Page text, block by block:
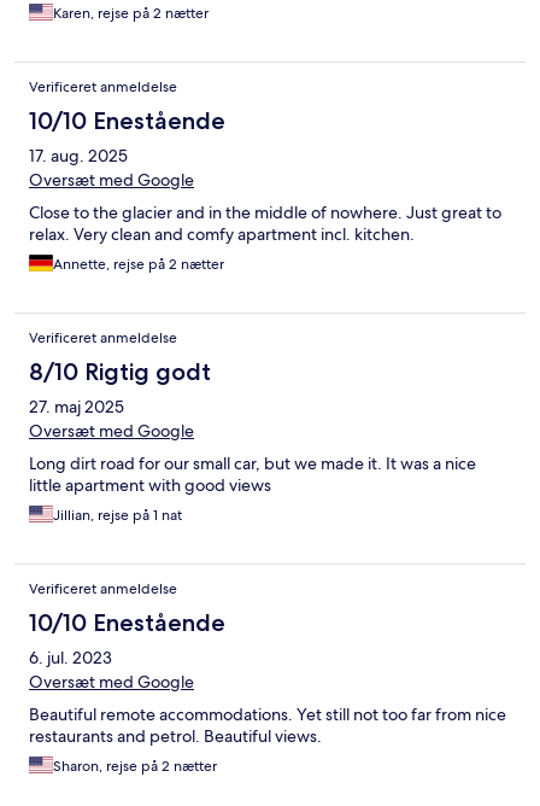
Karen, rejse på 2 nætter
Verificeret anmeldelse
10/10 Enestående
17. aug. 2025
Oversæt med Google
Close to the glacier and in the middle of nowhere. Just great to
relax. Very clean and comfy apartment incl. kitchen.
Annette, rejse på 2 nætter
Verificeret anmeldelse
8/10 Rigtig godt
27. maj 2025
Oversæt med Google
Long dirt road for our small car, but we made it. It was a nice
little apartment with good views
Jillian, rejse på 1 nat
Verificeret anmeldelse
10/10 Enestående
6. jul. 2023
Oversæt med Google
Beautiful remote accommodations. Yet still not too far from nice
restaurants and petrol. Beautiful views.
Sharon, rejse på 2 nætter